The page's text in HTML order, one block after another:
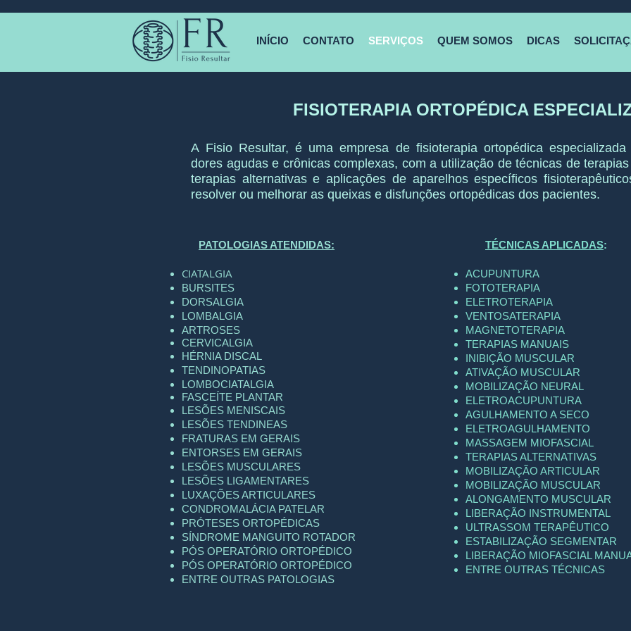
INÍCIO CONTATO SERVIÇOS QUEM SOMOS DICAS
FISIOTERAPIA ORTOPÉDICA
A Fisio Resultar, é uma empresa de fisioterapia ortopédica
dores agudas e crônicas complexas, com a utilização de técnicas de
terapias alternativas e aplicações de aparelhos específicos
resolver ou melhorar as queixas e disfunções ortopédicas dos pacientes.
PATOLOGIAS ATENDIDAS:
CIATALGIA
BURSITES
DORSALGIA
LOMBALGIA
ARTROSES
CERVICALGIA
HÉRNIA DISCAL
TENDINOPATIAS
LOMBOCIATALGIA
FASCEÍTE PLANTAR
LESÕES MENISCAIS
LESÕES TENDINEAS
FRATURAS EM GERAIS
ENTORSES EM GERAIS
LESÕES MUSCULARES
LESÕES LIGAMENTARES
LUXAÇÕES ARTICULARES
CONDROMALÁCIA PATELAR
PRÓTESES ORTOPÉDICAS
SÍNDROME MANGUITO ROTADOR
PÓS OPERATÓRIO ORTOPÉDICO
PÓS OPERATÓRIO ORTOPÉDICO
ENTRE OUTRAS PATOLOGIAS
TÉCNICAS APLICADAS:
ACUPUNTURA
FOTOTERAPIA ​
ELETROTERAPIA
VENTOSATERAPIA
MAGNETOTERAPIA
TERAPIAS MANUAIS
INIBIÇÃO MUSCULAR
ATIVAÇÃO MUSCULAR
MOBILIZAÇÃO NEURAL
ELETROACUPUNTURA
AGULHAMENTO A SECO
ELETROAGULHAMENTO
MASSAGEM MIOFASCIAL
TERAPIAS ALTERNATIVAS
MOBILIZAÇÃO ARTICULAR
MOBILIZAÇÃO MUSCULAR
ALONGAMENTO MUSCULAR
LIBERAÇÃO INSTRUMENTAL
ULTRASSOM TERAPÊUTICO
ESTABILIZAÇÃO SEGMENTAR
LIBERAÇÃO MIOFASCIAL
ENTRE OUTRAS TÉCNICAS